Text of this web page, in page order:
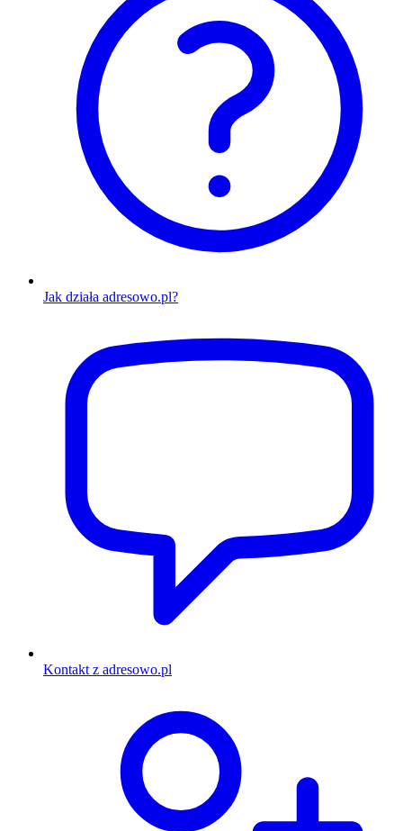
Jak działa adresowo.pl?
Kontakt z adresowo.pl